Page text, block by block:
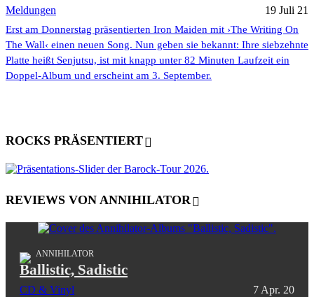
Meldungen 19 Juli 21
Erst am Donnerstag präsentierten Iron Maiden mit ›The Writing On
The Wall‹ einen neuen Song. Nun geben sie bekannt: Ihre siebzehnte
Platte heißt Senjutsu, ist mit knapp unter 82 Minuten Laufzeit ein
Doppel-Album und erscheint am 3. September.
ROCKS PRÄSENTIERT
REVIEWS VON ANNIHILATOR
ANNIHILATOR
Ballistic, Sadistic
CD & Vinyl 7 Apr. 20